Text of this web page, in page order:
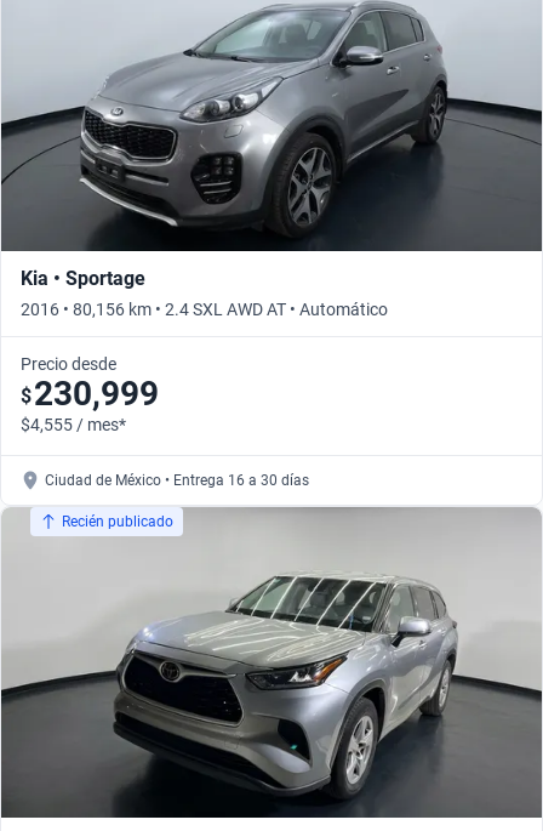
Kia • Sportage
2016 • 80,156 km • 2.4 SXL AWD AT • Automático
Precio desde
$230,999
$4,555 / mes*
Ciudad de México • Entrega 16 a 30 días
Recién publicado